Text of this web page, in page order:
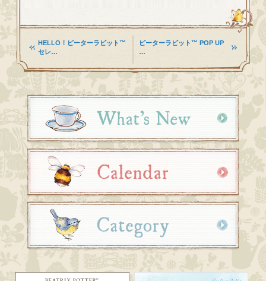
HELLO！ピーターラビット™
セレ…
ピーターラビット™ POP UP
…